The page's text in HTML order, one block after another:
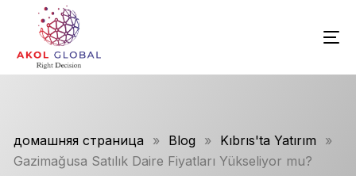
домашняя страница » Blog » Kıbrıs'ta Yatırım
»
Gazimağusa Satılık Daire Fiyatları Yükseliyor mu?